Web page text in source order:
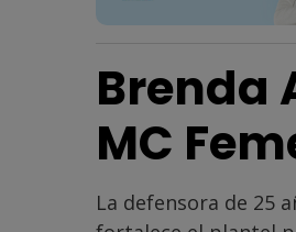
Brenda
MC
La defensora de 25